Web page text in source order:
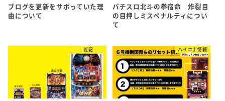
ブログを更新をサボっていた理
由について
パチスロ北斗の拳宿命 炸裂目
の目押しミスペナルティについ
て
雑記 ハイエナ情報